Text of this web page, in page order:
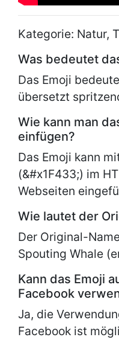
Kategorie: Natur,
Was bedeutet
Das Emoji
übersetzt
Wie kann man
einfügen?
Das Emoji kann
(&#x1F433;) im
Webseiten
Wie lautet der
Der Original-
Spouting Whale
Kann das Emoji
Facebook
Ja, die
Facebook ist